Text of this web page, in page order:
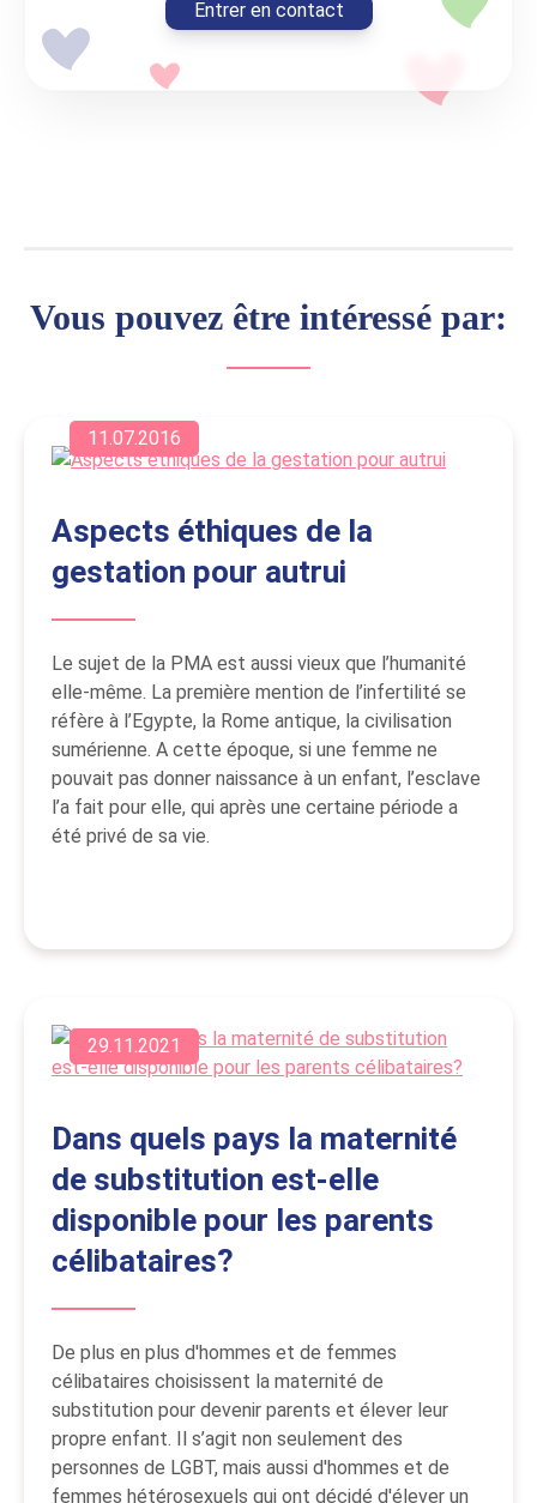
Entrer en contact
Vous pouvez être intéressé par:
11.07.2016
Aspects éthiques de la
gestation pour autrui
Le sujet de la PMA est aussi vieux que l’humanité
elle-même. La première mention de l’infertilité se
réfère à l’Egypte, la Rome antique, la civilisation
sumérienne. A cette époque, si une femme ne
pouvait pas donner naissance à un enfant, l’esclave
l’a fait pour elle, qui après une certaine période a
été privé de sa vie.
29.11.2021
Dans quels pays la maternité
de substitution est-elle
disponible pour les parents
célibataires?
De plus en plus d'hommes et de femmes
célibataires choisissent la maternité de
substitution pour devenir parents et élever leur
propre enfant. Il s’agit non seulement des
personnes de LGBT, mais aussi d'hommes et de
femmes hétérosexuels qui ont décidé d'élever un